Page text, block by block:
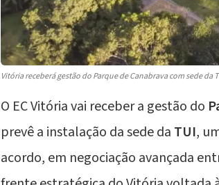
Vitória receberá gestão do Parque de Canabrava com sede
O EC Vitória vai receber a gestão do
prevê a instalação da sede da TUI,
acordo, em negociação avançada